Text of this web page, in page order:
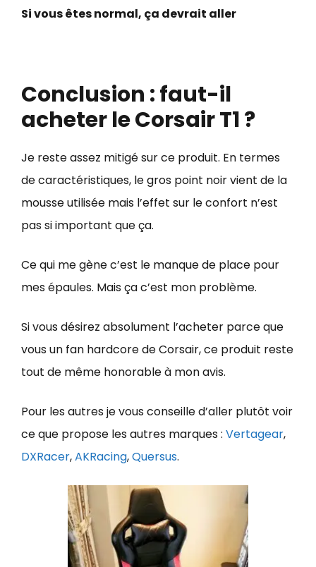
Si vous êtes normal, ça devrait aller
Conclusion : faut-il
acheter le Corsair T1 ?
Je reste assez mitigé sur ce produit. En termes
de caractéristiques, le gros point noir vient de la
mousse utilisée mais l’effet sur le confort n’est
pas si important que ça.
Ce qui me gène c’est le manque de place pour
mes épaules. Mais ça c’est mon problème.
Si vous désirez absolument l’acheter parce que
vous un fan hardcore de Corsair, ce produit reste
tout de même honorable à mon avis.
Pour les autres je vous conseille d’aller plutôt voir
ce que propose les autres marques : Vertagear,
DXRacer,AKRacing,Quersus.